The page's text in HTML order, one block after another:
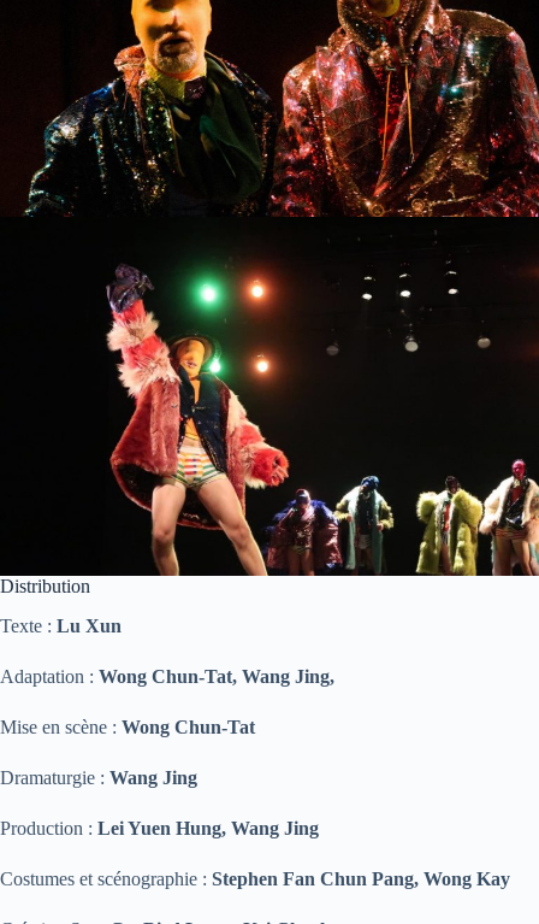
Distribution
Texte : Lu Xun
Adaptation : Wong Chun-Tat, Wang Jing,
Mise en scène : Wong Chun-Tat
Dramaturgie : Wang Jing
Production : Lei Yuen Hung, Wang Jing
Costumes et scénographie : Stephen Fan Chun Pang, Wong Kay